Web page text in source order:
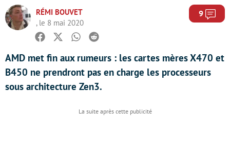
RÉMI BOUVET
, le 8 mai 2020
9
Facebook
TwitterWhatsapp
Reddit
AMD met fin aux rumeurs : les cartes mères X470 et
B450 ne prendront pas en charge les processeurs
sous architecture Zen3.